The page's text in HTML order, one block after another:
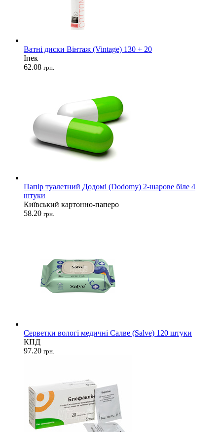
Ватні диски Вінтаж (Vintage) 130 + 20
Іпек
62.08 грн.
Папір туалетний Додомі (Dodomy) 2-шарове біле 4
штуки
Київський картонно-паперо
58.20 грн.
Серветки вологі медичні Салве (Salve) 120 штуки
КПД
97.20 грн.